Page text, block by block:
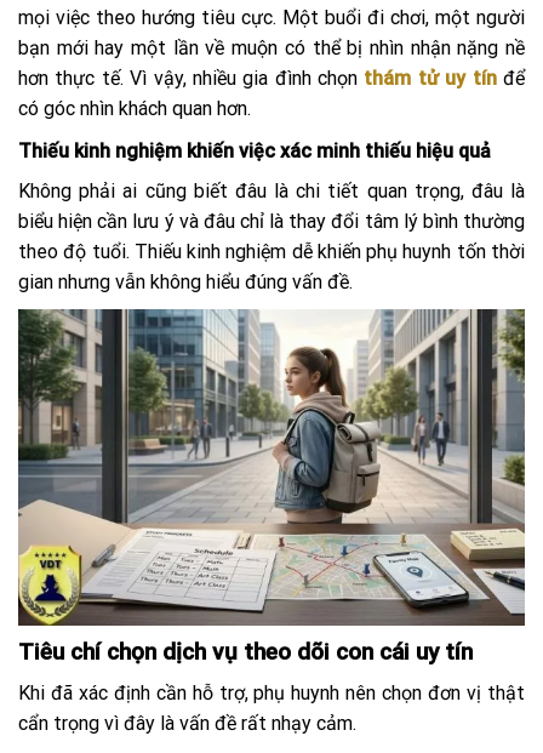
mọi việc theo hướng tiêu cực. Một buổi đi chơi, một người
bạn mới hay một lần về muộn có thể bị nhìn nhận nặng nề
hơn thực tế. Vì vậy, nhiều gia đình chọn thám tử uy tínđể
có góc nhìn khách quan hơn.
Thiếu kinh nghiệm khiến việc xác minh thiếu hiệu quả
Không phải ai cũng biết đâu là chi tiết quan trọng, đâu là
biểu hiện cần lưu ý và đâu chỉ là thay đổi tâm lý bình thường
theo độ tuổi. Thiếu kinh nghiệm dễ khiến phụ huynh tốn thời
gian nhưng vẫn không hiểu đúng vấn đề.
Tiêu chí chọn dịch vụ theo dõi con cái uy tín
Khi đã xác định cần hỗ trợ, phụ huynh nên chọn đơn vị thật
cẩn trọng vì đây là vấn đề rất nhạy cảm.